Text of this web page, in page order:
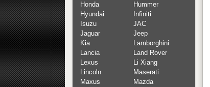
Honda
Hummer
Hyundai
Infiniti
Isuzu
JAC
Jaguar
Jeep
Kia
Lamborghini
Lancia
Land Rover
Lexus
Li Xiang
Lincoln
Maserati
Maxus
Mazda